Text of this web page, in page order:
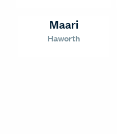
Maari
Haworth